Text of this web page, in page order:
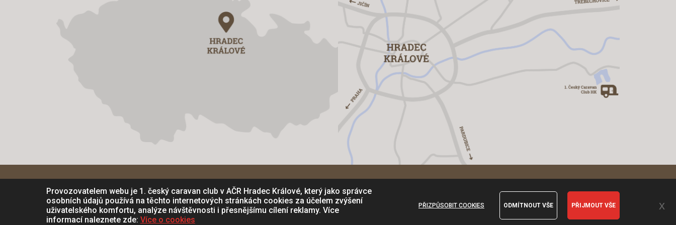
© 2026, 1. český caravan club v AČR, Hradec Králové Vyrobil Manilot media s.r.o.
Provozovatelem webu je 1. český caravan club v AČR Hradec Králové, který jako správce
osobních údajů používá na těchto internetových stránkách cookies za účelem zvýšení
uživatelského komfortu, analýze návštěvnosti i přesnějšímu cílení reklamy. Více
informací naleznete zde: Více o cookies
PŘIZPŮSOBIT COOKIES ODMÍTNOUT VŠE PŘIJMOUT VŠE x